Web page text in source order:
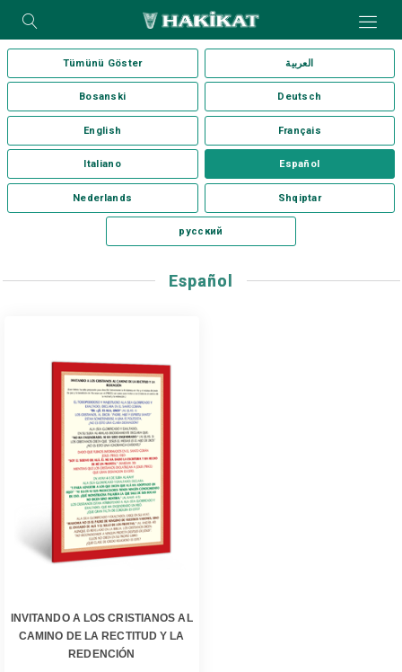
Tümünü Göster العربية
Bosanski Deutsch
English Français
Italiano Español
Nederlands Shqiptar
русский
Español
INVITANDO A LOS CRISTIANOS AL
CAMINO DE LA RECTITUD Y LA
REDENCIÓN